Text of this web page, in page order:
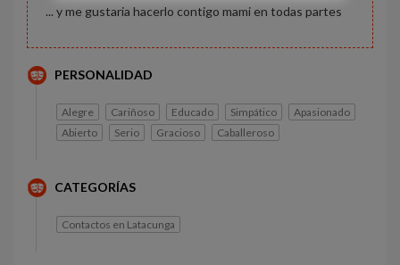
... y me gustaria hacerlo contigo mami en todas partes
PERSONALIDAD
Alegre Cariñoso Educado Simpático
Apasionado
Abierto
Serio Gracioso Caballeroso
CATEGORÍAS
Contactos en Latacunga